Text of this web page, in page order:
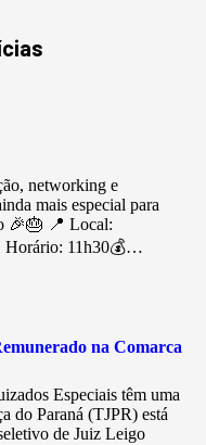
networking e
mais especial para
🎉🎂 📍 Local:
Horário: 11h30💰…
na Comarca
Especiais têm uma
do Paraná (TJPR) está
de Juiz Leigo